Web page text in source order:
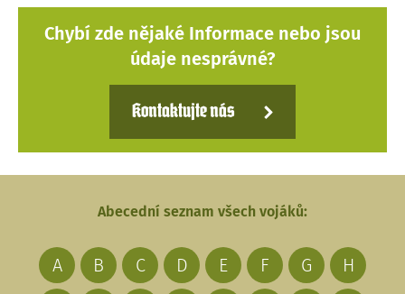
Chybí zde nějaké Informace nebo jsou
údaje nesprávné?
Kontaktujte nás
Abecední seznam všech vojáků:
A B C D E F G
H